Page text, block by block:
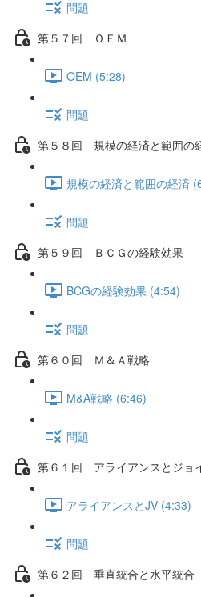
問題
第５７回 ＯＥＭ
OEM (5:28)
問題
第５８回 規模の経済と範囲の
規模の経済と範囲の経済
問題
第５９回 ＢＣＧの経験効果
BCGの経験効果 (4:54)
問題
第６０回 Ｍ＆Ａ戦略
M&A戦略 (6:46)
問題
第６１回 アライアンスとジョ
アライアンスとJV (4:33)
問題
第６２回 垂直統合と水平統合